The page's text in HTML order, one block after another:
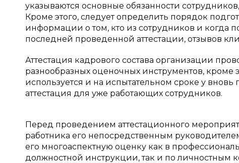
указываются основные обязанности
Кроме этого, следует определить порядок
информации о том, кто из сотрудников и когда
последней проведенной аттестации, отзывов
Аттестация кадрового состава организации
разнообразных оценочных инструментов, кроме
используется и на испытательном сроке у
аттестация для уже работающих сотрудников.
Перед проведением аттестационного
работника его непосредственным
его многоаспектную оценку как в
должностной инструкции, так и по